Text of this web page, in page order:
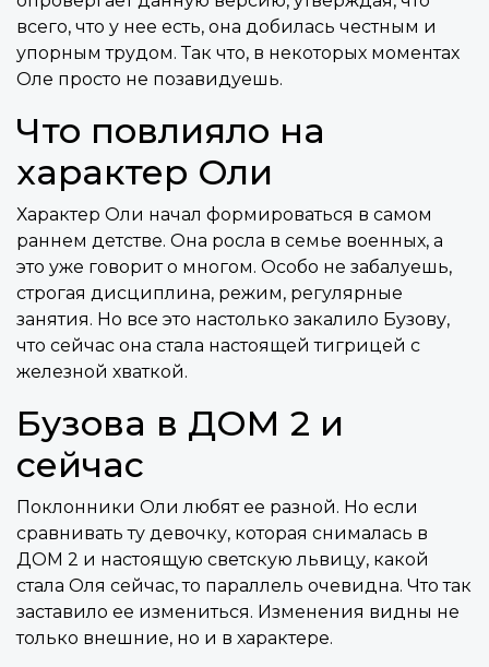
всего, что у нее есть, она добилась честным и
упорным трудом. Так что, в некоторых моментах
Оле просто не позавидуешь.
Что повлияло на
характер Оли
Характер Оли начал формироваться в самом
раннем детстве. Она росла в семье военных, а
это уже говорит о многом. Особо не забалуешь,
строгая дисциплина, режим, регулярные
занятия. Но все это настолько закалило Бузову,
что сейчас она стала настоящей тигрицей с
железной хваткой.
Бузова в ДОМ 2 и
сейчас
Поклонники Оли любят ее разной. Но если
сравнивать ту девочку, которая снималась в
ДОМ 2 и настоящую светскую львицу, какой
стала Оля сейчас, то параллель очевидна. Что так
заставило ее измениться. Изменения видны не
только внешние, но и в характере.